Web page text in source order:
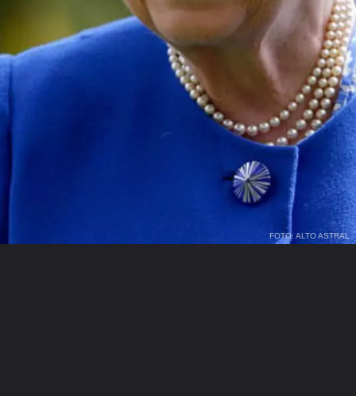
FOTO: ALTO ASTRAL